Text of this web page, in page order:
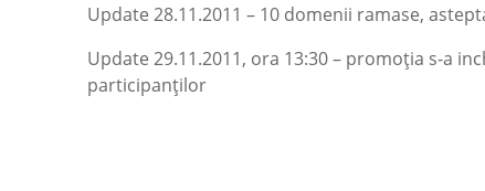
Update 28.11.2011 – 10 domenii ramase,
Update 29.11.2011, ora 13:30 – promoția s-a
participanților